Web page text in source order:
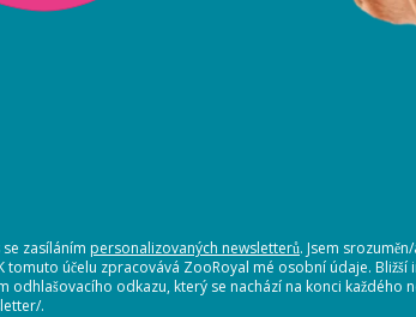
zasíláním personalizovaných newsletterů. Jsem
účelu zpracovává ZooRoyal mé osobní údaje.
odkazu, který se nachází na konci
.